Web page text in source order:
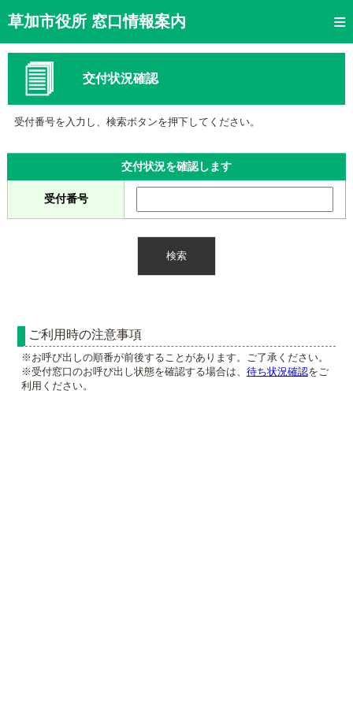
草加市役所 窓口情報案内
トップページ
窓口混雑状況
待ち状況確認
メール通知登録
混雑予想カレンダー
交付状況確認
受付番号を入力し、検索ボタンを押下してください。
交付状況を確認します
受付番号
ご利用時の注意事項
※お呼び出しの順番が前後することがあります。ご了承ください。
※受付窓口のお呼び出し状態を確認する場合は、 待ち状況確認をご
利用ください。